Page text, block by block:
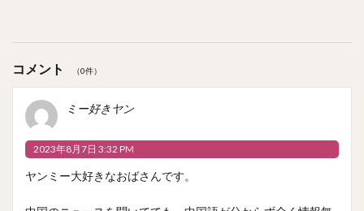
コメント （0件）
ミー好きヤン
2023年8月7日 3:32 PM
ヤンミー大好きなおばさんです。